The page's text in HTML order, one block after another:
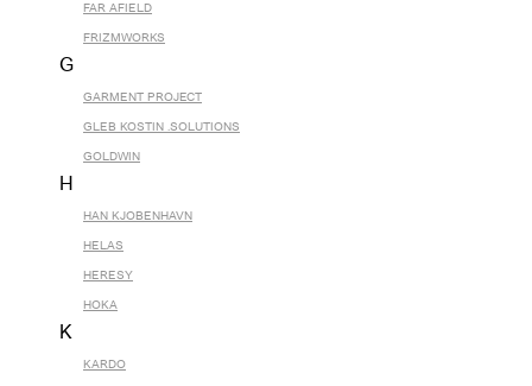
FAR AFIELD
FRIZMWORKS
G
GARMENT PROJECT
GLEB KOSTIN .SOLUTIONS
GOLDWIN
H
HAN KJOBENHAVN
HELAS
HERESY
HOKA
K
KARDO